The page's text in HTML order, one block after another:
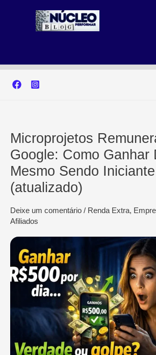
Microprojetos
Google: Como Ganhar
Mesmo Sendo
(atualizado)
Deixe um comentário / Renda Extra,
Afiliados